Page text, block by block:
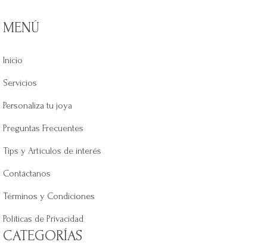
MENÚ
Inicio
Servicios
Personaliza tu joya
Preguntas Frecuentes
Tips y Artículos de interés
Contáctanos
Términos y Condiciones
Políticas de Privacidad
CATEGORÍAS